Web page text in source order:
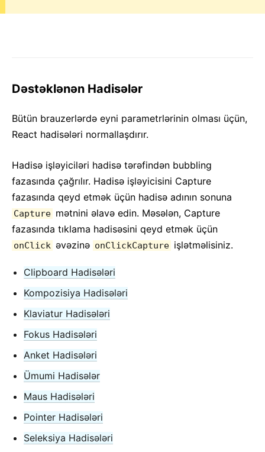
Dəstəklənən Hadisələr
Bütün brauzerlərdə eyni parametrlərinin olması üçün,
React hadisələri normallaşdırır.
Hadisə işləyiciləri hadisə tərəfindən bubbling
fazasında çağrılır. Hadisə işləyicisini Capture
fazasında qeyd etmək üçün hadisə adının sonuna
Capture mətnini əlavə edin. Məsələn, Capture
fazasında tıklama hadisəsini qeyd etmək üçün
onClick əvəzinə onClickCapture işlətməlisiniz.
Clipboard Hadisələri
Kompozisiya Hadisələri
Klaviatur Hadisələri
Fokus Hadisələri
Anket Hadisələri
Ümumi Hadisələr
Maus Hadisələri
Pointer Hadisələri
Seleksiya Hadisələri
8. Hooklar FAQ
TEST ETMƏ
Test Etmə Reseptləri
Testing Environments
İŞTIRAK ETMƏK
Necə İştirak Etmək
Kodun İcmalı
Tətbiq Qeydləri
Dizayn Əsasları
FAQ
AJAX və APIs
Babel, JSX, və Qurulma Addımları
Funksiyaların Komponentlərə Göndərilməsi
Komponent State-i
Fayl Strukturu
Versiya Qaydaları